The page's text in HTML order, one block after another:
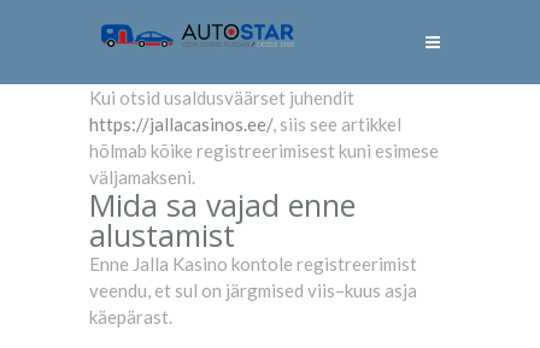
Kui otsid usaldusväärset juhendit
https://jallacasinos.ee/, siis see artikkel
hõlmab kõike registreerimisest kuni esimese
väljamakseni.
Mida sa vajad enne
alustamist
Enne Jalla Kasino kontole registreerimist
veendu, et sul on järgmised viis–kuus asja
käepärast.